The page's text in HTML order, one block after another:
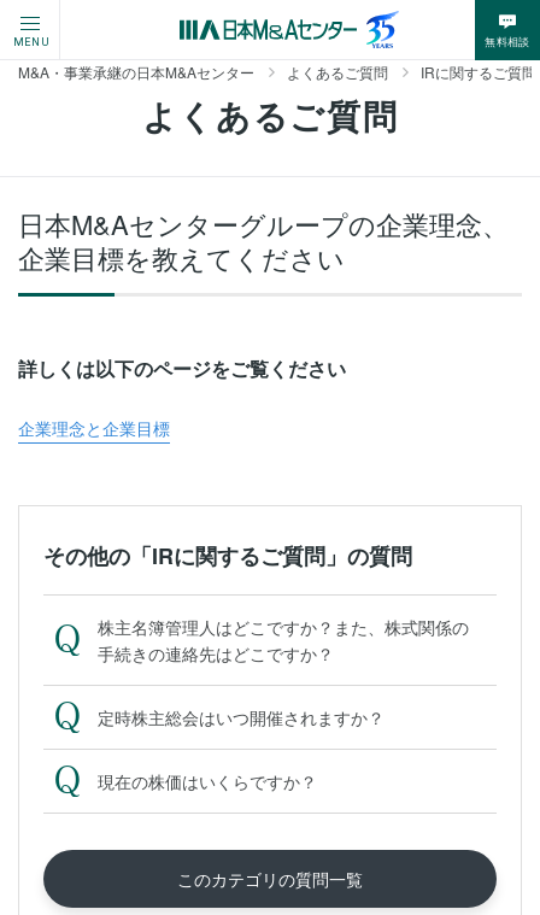
MENU 無料相談
M&A・事業承継の日本M&Aセンター よくあるご質問 IRに関するご質問
よくあるご質問
日本M&Aセンターグループの企業理念、
企業目標を教えてください
詳しくは以下のページをご覧ください
企業理念と企業目標
その他の「IRに関するご質問」の質問
株主名簿管理人はどこですか？また、株式関係の
手続きの連絡先はどこですか？
定時株主総会はいつ開催されますか？
現在の株価はいくらですか？
このカテゴリの質問一覧